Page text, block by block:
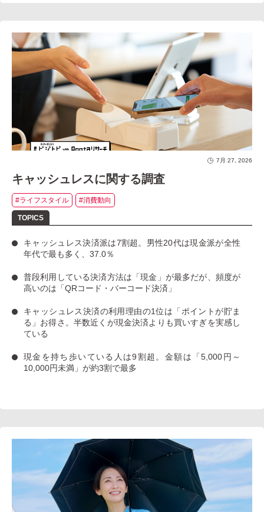
7月 27, 2026
キャッシュレスに関する調査
#ライフスタイル #消費動向
キャッシュレス決済派は7割超。男性20代は現金派が全性
年代で最も多く、37.0％
普段利用している決済方法は「現金」 が最多だが、 頻度が
高いのは「QRコード・バーコード決済」
キャッシュレス決済の利用理由の1位は「ポイントが貯ま
る」お得さ。 半数近くが現金決済よりも買いすぎを実感し
ている
現金を持ち歩いている人は9割超 。金額は「5,000円～
10,000円未満」が約3割で最多